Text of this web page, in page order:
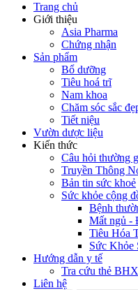
Trang chủ
Giới thiệu
Asia Pharma
Chứng nhận
Sản phẩm
Bổ dưỡng
Tiêu hoá trĩ
Nam khoa
Chăm sóc sắc
Tiết niệu
Vườn dược liệu
Kiến thức
Câu hỏi thường
Truyền Thông
Bản tin sức khoẻ
Sức khỏe cộng
Bệnh
Mất ngủ -
Tiêu Hóa
Sức Khỏe
Hướng dẫn y tế
Tra cứu thẻ
Liên hệ